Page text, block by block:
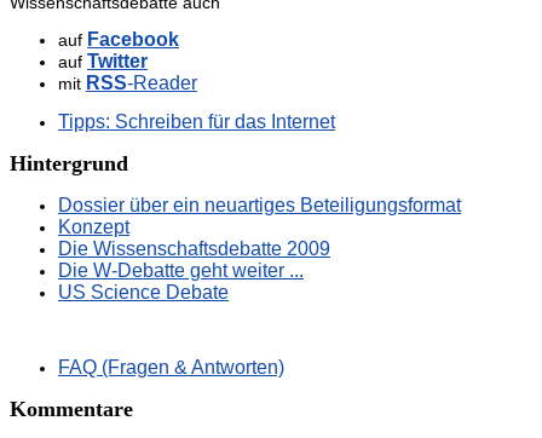
auf Facebook
auf Twitter
mit RSS-Reader
Tipps: Schreiben für das Internet
Hintergrund
Dossier über ein neuartiges Beteiligungsformat
Konzept
Die Wissenschaftsdebatte 2009
Die W-Debatte geht weiter ...
US Science Debate
FAQ (Fragen & Antworten)
Kommentare